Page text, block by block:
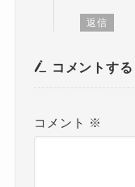
返信
コメントする
コメント ※